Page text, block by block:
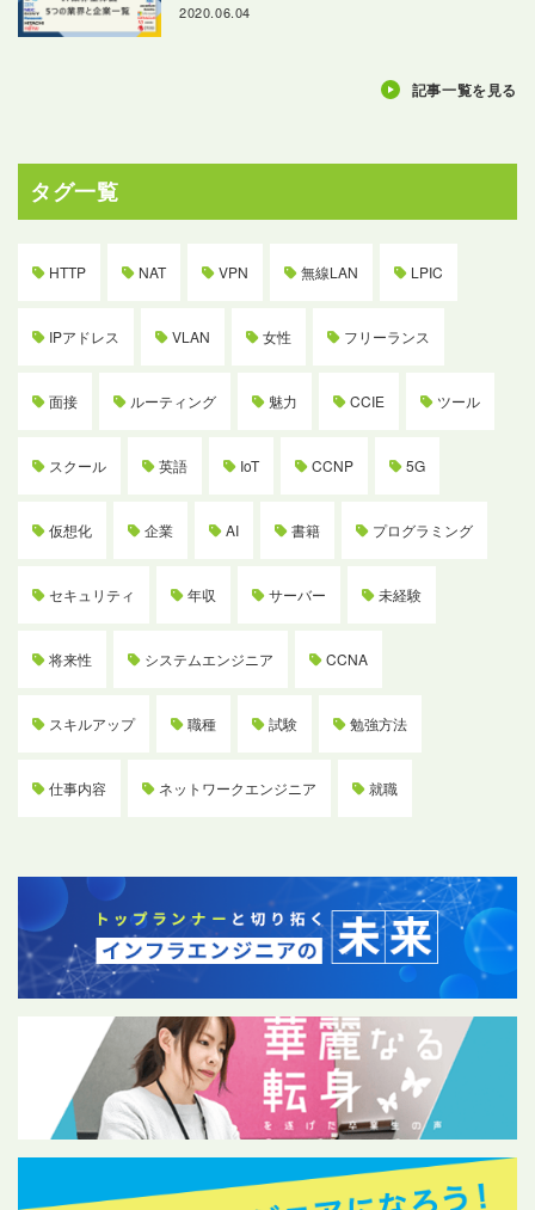
2020.06.04
記事一覧を見る
タグ一覧
HTTP NAT VPN 無線LAN LPIC
IPアドレス VLAN 女性 フリーランス
面接 ルーティング 魅力 CCIE ツール
スクール 英語 IoT CCNP 5G
仮想化 企業 AI 書籍 プログラミング
セキュリティ 年収 サーバー 未経験
将来性 システムエンジニア CCNA
スキルアップ 職種 試験 勉強方法
仕事内容 ネットワークエンジニア 就職